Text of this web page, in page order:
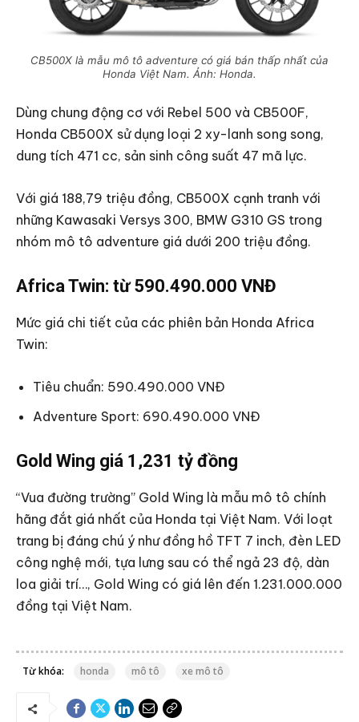
CB500X là mẫu mô tô adventure có giá bán thấp nhất của
Honda Việt Nam. Ảnh: Honda.
Dùng chung động cơ với Rebel 500 và CB500F,
Honda CB500X sử dụng loại 2 xy-lanh song song,
dung tích 471 cc, sản sinh công suất 47 mã lực.
Với giá 188,79 triệu đồng, CB500X cạnh tranh với
những Kawasaki Versys 300, BMW G310 GS trong
nhóm mô tô adventure giá dưới 200 triệu đồng.
Africa Twin: từ 590.490.000 VNĐ
Mức giá chi tiết của các phiên bản Honda Africa
Twin:
Tiêu chuẩn: 590.490.000 VNĐ
Adventure Sport: 690.490.000 VNĐ
Gold Wing giá 1,231 tỷ đồng
“Vua đường trường” Gold Wing là mẫu mô tô chính
hãng đắt giá nhất của Honda tại Việt Nam. Với loạt
trang bị đáng chú ý như đồng hồ TFT 7 inch, đèn LED
công nghệ mới, tựa lưng sau có thể ngả 23 độ, dàn
loa giải trí…, Gold Wing có giá lên đến 1.231.000.000
đồng tại Việt Nam.
Từ khóa: honda mô tô xe mô tô